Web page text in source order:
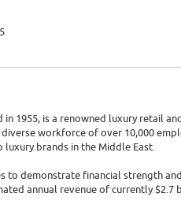
in 1955, is a renowned luxury retail
workforce of over 10,000
brands in the Middle East.
to demonstrate financial strength
annual revenue of currently $2.7